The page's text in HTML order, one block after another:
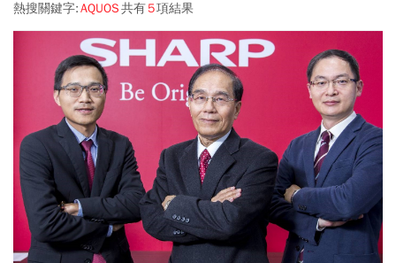
熱搜關鍵字:AQUOS共有5項結果